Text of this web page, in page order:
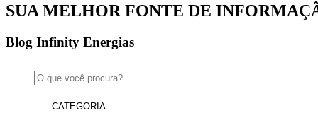
SUA MELHOR FONTE DE
Blog Infinity Energias